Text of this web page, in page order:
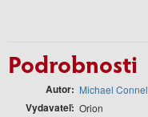
Podrobnosti
Autor Michael
Vydavateľ Orion